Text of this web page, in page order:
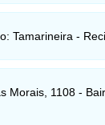
Tamarineira -
Morais, 1108 -